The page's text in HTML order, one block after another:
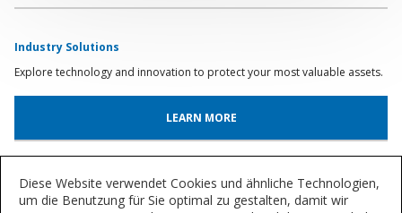
Industry Solutions
Explore technology and innovation to protect your most valuable assets.
LEARN MORE
Product Lookup
Find out more about our innovative coatings for a variety of industries.
Diese Website verwendet Cookies und ähnliche Technologien,
um die Benutzung für Sie optimal zu gestalten, damit wir